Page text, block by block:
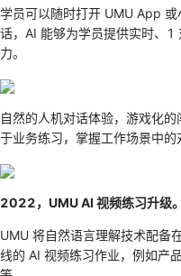
学员可以随时打开 UMU App
话，AI 能够为学员提供实时、
力。
自然的人机对话体验，游戏化
于业务练习，掌握工作场景中的
2022，UMU AI 视频练习升级。
UMU 将自然语言理解技术配备
线的 AI 视频练习作业，例如产